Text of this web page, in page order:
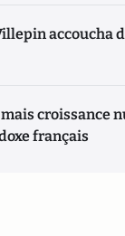
accoucha
croissance
français